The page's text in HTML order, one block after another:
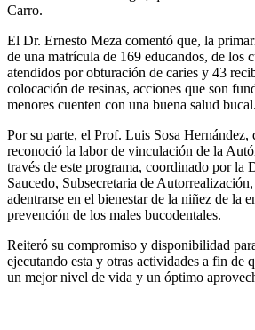
Carro.
El Dr. Ernesto Meza comentó que, la
de una matrícula de 169 educandos, de los
atendidos por obturación de caries y 43
colocación de resinas, acciones que son
menores cuenten con una buena salud bucal.
Por su parte, el Prof. Luis Sosa
reconoció la labor de vinculación de la
través de este programa, coordinado por la
Saucedo, Subsecretaria de
adentrarse en el bienestar de la niñez de la
prevención de los males bucodentales.
Reiteró su compromiso y disponibilidad
ejecutando esta y otras actividades a fin de
un mejor nivel de vida y un óptimo